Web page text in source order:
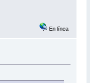
En línea